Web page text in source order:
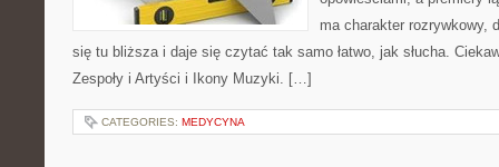
ma charakter rozrywkowy,
się tu bliższa i daje się czytać tak samo łatwo, jak słucha.
Zespoły i Artyści i Ikony Muzyki. […]
CATEGORIES: MEDYCYNA